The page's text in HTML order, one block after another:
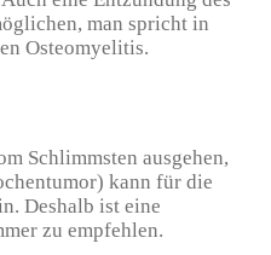
man spricht in
Osteomyelitis.
Schlimmsten ausgehen,
kann für die
Deshalb ist eine
zu empfehlen.